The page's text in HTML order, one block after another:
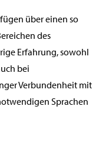
über einen so
des
Erfahrung, sowohl
bei
Verbundenheit mit
Sprachen